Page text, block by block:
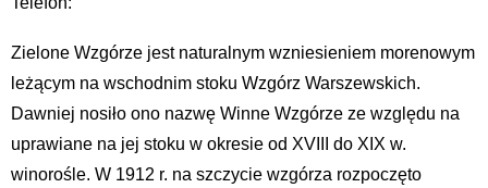
Zielone Wzgórze jest naturalnym wzniesieniem morenowym
leżącym na wschodnim stoku Wzgórz Warszewskich.
Dawniej nosiło ono nazwę Winne Wzgórze ze względu na
uprawiane na jej stoku w okresie od XVIII do XIX w.
winorośle. W 1912 r. na szczycie wzgórza rozpoczęto